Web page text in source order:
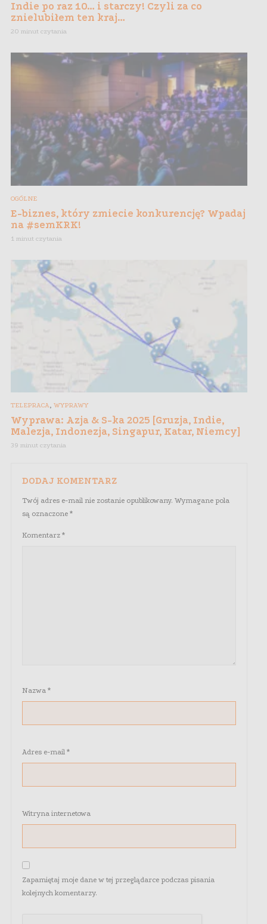
Indie po raz 10… i starczy! Czyli za co
znielubiłem ten kraj…
20 minut czytania
OGÓLNE
E-biznes, który zmiecie konkurencję? Wpadaj
na #semKRK!
1 minut czytania
TELEPRACA, WYPRAWY
Wyprawa: Azja & S-ka 2025 [Gruzja, Indie,
Malezja, Indonezja, Singapur, Katar, Niemcy]
39 minut czytania
DODAJ KOMENTARZ
Twój adres e-mail nie zostanie opublikowany. Wymagane pola
są oznaczone *
Komentarz *
Nazwa *
Adres e-mail *
Witryna internetowa
Zapamiętaj moje dane w tej przeglądarce podczas pisania
kolejnych komentarzy.